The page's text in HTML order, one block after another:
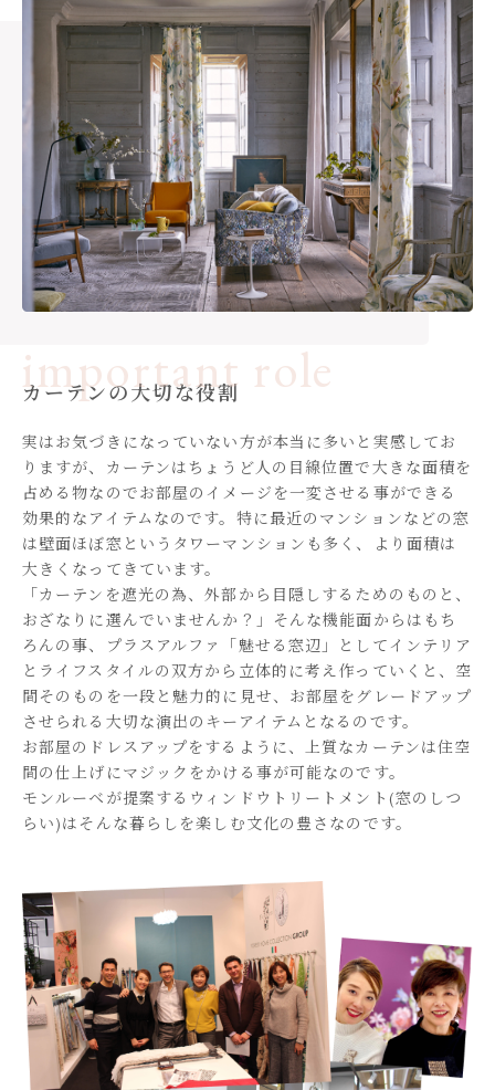
カーテンの大切な役割
実はお気づきになっていない方が本当に多いと実感してお
りますが、カーテンはちょうど人の目線位置で大きな面積を
占める物なのでお部屋のイメージを一変させる事ができる
効果的なアイテムなのです。特に最近のマンションなどの窓
は壁面ほぼ窓というタワーマンションも多く、より面積は
大きくなってきています。
「カーテンを遮光の為、外部から目隠しするためのものと、
おざなりに選んでいませんか？」そんな機能面からはもち
ろんの事、プラスアルファ「魅せる窓辺」としてインテリア
とライフスタイルの双方から立体的に考え作っていくと、空
間そのものを一段と魅力的に見せ、お部屋をグレードアップ
させられる大切な演出のキーアイテムとなるのです。
お部屋のドレスアップをするように、上質なカーテンは住空
間の仕上げにマジックをかける事が可能なのです。
モンルーベが提案するウィンドウトリートメント(窓のしつ
らい)はそんな暮らしを楽しむ文化の豊さなのです。